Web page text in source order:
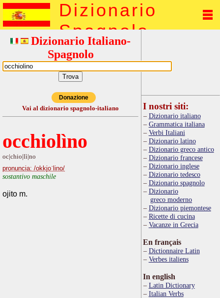
Dizionario
Spagnolo
Dizionario Italiano-
Spagnolo
Donazione
Vai al dizionario spagnolo-italiano
occhiolìno
oc|chio|lì|no
pronuncia: /okkjoˈlino/
sostantivo maschile
ojito m.
I nostri siti:
Dizionario italiano
Grammatica italiana
Verbi Italiani
Dizionario latino
Dizionario greco antico
Dizionario francese
Dizionario inglese
Dizionario tedesco
Dizionario spagnolo
Dizionario
greco moderno
Dizionario piemontese
Ricette di cucina
Vacanze in Grecia
En français
Dictionnaire Latin
Verbes italiens
In english
Latin Dictionary
Italian Verbs